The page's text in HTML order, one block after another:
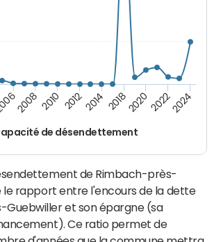
de désendettement
2008 2010 20122014 2018202020222024
de Rimbach-près-
le rapport entre l'encours de la dette
Guebwiller et son épargne (sa
Ce ratio permet de